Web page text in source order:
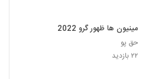
مینیون ها ظهور گرو 2022
حق پو
۲۲ بازدید